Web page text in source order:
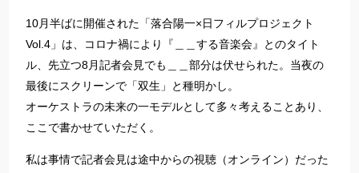
10月半ばに開催された「落合陽一×日フィルプロジェクト
Vol.4」は、コロナ禍により『＿＿する音楽会』とのタイト
ル、先立つ8月記者会見でも＿＿部分は伏せられた。当夜の
最後にスクリーンで「双生」と種明かし。
オーケストラの未来の一モデルとして多々考えることあり、
ここで書かせていただく。
私は事情で記者会見は途中からの視聴（オンライン）だった